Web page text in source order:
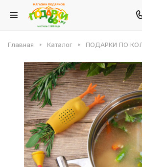
Главная Каталог ПОДАРКИ ПО